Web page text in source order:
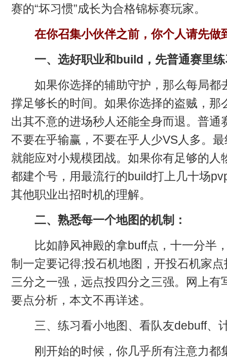
赛的“坏习惯”成长为合格锦标赛玩家。
在你召集小伙伴之前，你个人请先做
一、选好职业和build，先普通赛里
如果你选择的辅助守护，那么每局都
撑足够长的时间。如果你选择的盗贼，那
出其不意的进场秒人还能全身而退。普通
不要在乎输赢，不要在乎人少VS人多。
就能应对小规模团战。如果你有足够的人
都建个号，用最流行的build打上几十场
其他职业出招时机的理解。
二、熟悉每一个地图的机制：
比如静风神殿的拿buff点，十一分半
制一定要记得;投石机地图，开投石机家
三分之一强，远点投四分之三强。网上有
要点分析，本文不再详述。
三、练习看小地图、看队友debuff、
刚开始的时候，你几乎所有注意力都